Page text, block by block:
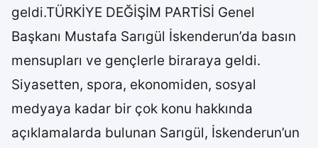
geldi.TÜRKİYE DEĞİŞİM PARTİSİ Genel
Başkanı Mustafa Sarıgül İskenderun’da basın
mensupları ve gençlerle biraraya geldi.
Siyasetten, spora, ekonomiden, sosyal
medyaya kadar bir çok konu hakkında
açıklamalarda bulunan Sarıgül, İskenderun’un